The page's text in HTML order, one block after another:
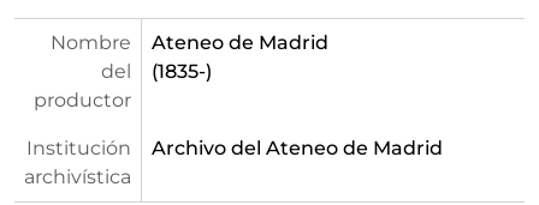
Nombre
del
productor
Ateneo de Madrid
(1835-)
Institución
archivística
Archivo del Ateneo de Madrid